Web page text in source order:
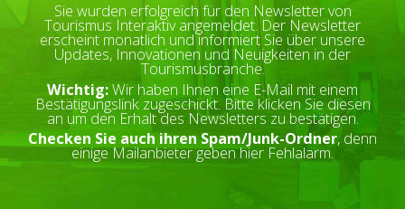
Sie wurden erfolgreich für den Newsletter von
Tourismus Interaktiv angemeldet. Der Newsletter
erscheint monatlich und informiert Sie über unsere
Updates, Innovationen und Neuigkeiten in der
Tourismusbranche.
Wichtig:Wir haben Ihnen eine E-Mail mit einem
Bestätigungslink zugeschickt. Bitte klicken Sie diesen
an um den Erhalt des Newsletters zu bestätigen.
Checken Sie auch ihren Spam/Junk-Ordner, denn
einige Mailanbieter geben hier Fehlalarm.